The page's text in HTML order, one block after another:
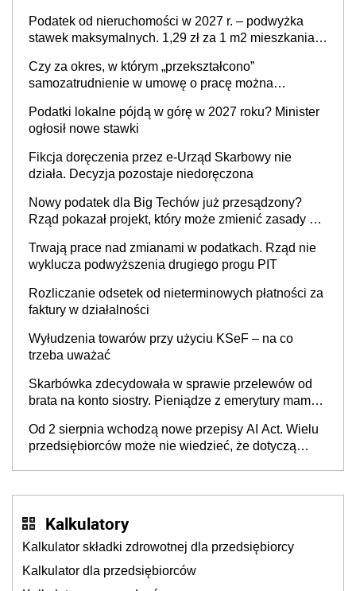
Podatek od nieruchomości w 2027 r. – podwyżka
stawek maksymalnych. 1,29 zł za 1 m2 mieszkania,
prowadzeniem działalności gospodarczej
Czy za okres, w którym „przekształcono”
samozatrudnienie w umowę o pracę można
cywilnoprawnej jedynym racjonalnym wyjściem
Podatki lokalne pójdą w górę w 2027 roku? Minister
ogłosił nowe stawki
Fikcja doręczenia przez e-Urząd Skarbowy nie
działa. Decyzja pozostaje niedoręczona
Nowy podatek dla Big Techów już przesądzony?
Rząd pokazał projekt, który może zmienić zasady gry
Trwają prace nad zmianami w podatkach. Rząd nie
wyklucza podwyższenia drugiego progu PIT
Rozliczanie odsetek od nieterminowych płatności za
faktury w działalności
Wyłudzenia towarów przy użyciu KSeF – na co
trzeba uważać
Skarbówka zdecydowała w sprawie przelewów od
brata na konto siostry. Pieniądze z emerytury mamy
będzie
Od 2 sierpnia wchodzą nowe przepisy AI Act. Wielu
przedsiębiorców może nie wiedzieć, że dotyczą
Kalkulatory
Kalkulator składki zdrowotnej dla przedsiębiorcy
Kalkulator dla przedsiębiorców